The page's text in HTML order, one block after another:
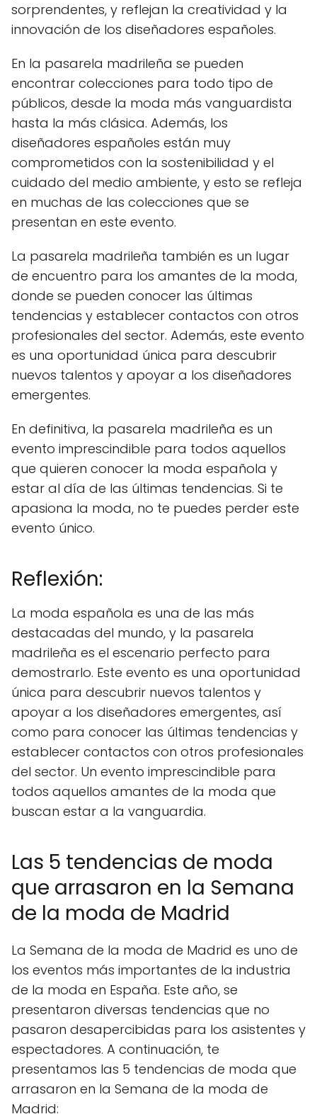
sorprendentes, y reflejan la creatividad y la
innovación de los diseñadores españoles.
En la pasarela madrileña se pueden
encontrar colecciones para todo tipo de
públicos, desde la moda más vanguardista
hasta la más clásica. Además, los
diseñadores españoles están muy
comprometidos con la sostenibilidad y el
cuidado del medio ambiente, y esto se refleja
en muchas de las colecciones que se
presentan en este evento.
La pasarela madrileña también es un lugar
de encuentro para los amantes de la moda,
donde se pueden conocer las últimas
tendencias y establecer contactos con otros
profesionales del sector. Además, este evento
es una oportunidad única para descubrir
nuevos talentos y apoyar a los diseñadores
emergentes.
En definitiva, la pasarela madrileña es un
evento imprescindible para todos aquellos
que quieren conocer la moda española y
estar al día de las últimas tendencias. Si te
apasiona la moda, no te puedes perder este
evento único.
Reflexión:
La moda española es una de las más
destacadas del mundo, y la pasarela
madrileña es el escenario perfecto para
demostrarlo. Este evento es una oportunidad
única para descubrir nuevos talentos y
apoyar a los diseñadores emergentes, así
como para conocer las últimas tendencias y
establecer contactos con otros profesionales
del sector. Un evento imprescindible para
todos aquellos amantes de la moda que
buscan estar a la vanguardia.
Las 5 tendencias de moda
que arrasaron en la Semana
de la moda de Madrid
La Semana de la moda de Madrid es uno de
los eventos más importantes de la industria
de la moda en España. Este año, se
presentaron diversas tendencias que no
pasaron desapercibidas para los asistentes y
espectadores. A continuación, te
presentamos las 5 tendencias de moda que
arrasaron en la Semana de la moda de
Madrid: